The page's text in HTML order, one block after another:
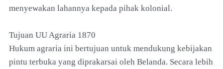
menyewakan lahannya kepada pihak kolonial.
Tujuan UU Agraria 1870
Hukum agraria ini bertujuan untuk mendukung kebijakan
pintu terbuka yang diprakarsai oleh Belanda. Secara lebih